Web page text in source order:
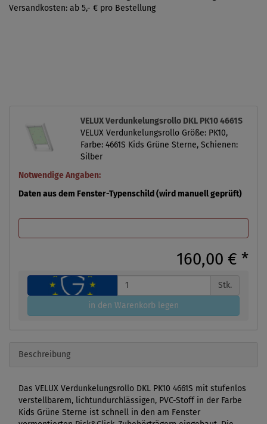
Versandkosten: ab 5,- € pro Bestellung
VELUX Verdunkelungsrollo DKL PK10 4661S
VELUX Verdunkelungsrollo Größe: PK10,
Farbe: 4661S Kids Grüne Sterne, Schienen:
Silber
Notwendige Angaben:
Daten aus dem Fenster-Typenschild (wird manuell geprüft)
160,00 € *
Stk.
in den Warenkorb legen
Beschreibung
Das VELUX Verdunkelungsrollo DKL PK10 4661S mit stufenlos
verstellbarem, lichtundurchlässigen, PVC-Stoff in der Farbe
Kids Grüne Sterne ist schnell in den am Fenster